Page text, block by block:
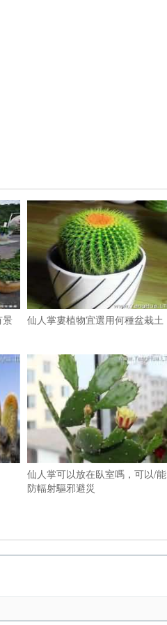
景 仙人掌婁植物宜選用何種盆栽土
仙人掌可以放在臥室嗎，可以/能
防輻射驅邪避災